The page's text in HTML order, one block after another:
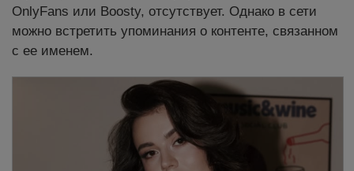
OnlyFans или Boosty, отсутствует. Однако в сети
можно встретить упоминания о контенте, связанном
с ее именем.